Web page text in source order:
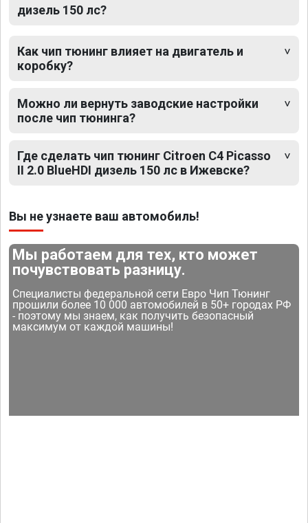
дизель 150 лс?
Как чип тюнинг влияет на двигатель и
коробку?
Можно ли вернуть заводские настройки
после чип тюнинга?
Где сделать чип тюнинг Citroen C4 Picasso
II 2.0 BlueHDI дизель 150 лс в Ижевске?
Вы не узнаете ваш автомобиль!
Мы работаем для тех, кто может
почувствовать разницу.
Специалисты федеральной сети Евро Чип Тюнинг
прошили более 10 000 автомобилей в 50+ городах РФ
- поэтому мы знаем, как получить безопасный
максимум от каждой машины!